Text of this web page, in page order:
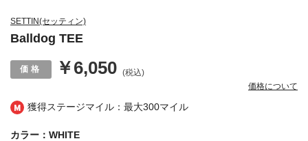
獲得ステージマイル：最大300マイル
SETTIN(セッティン)
Balldog TEE
￥6,050 (税込)
価格について
カラー：WHITE